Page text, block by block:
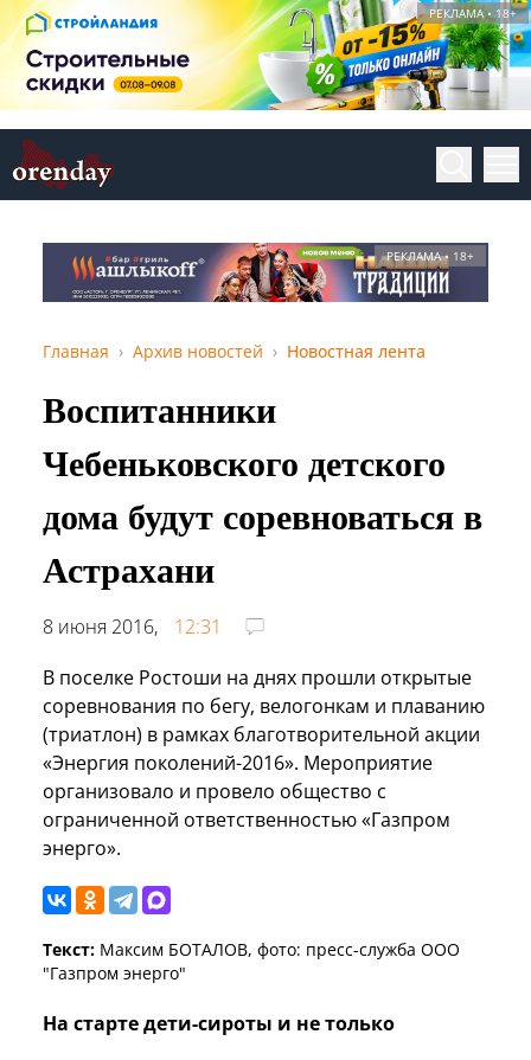
РЕКЛАМА • 18+
РЕКЛАМА • 18+
Главная Архив новостей Новостная лента
Воспитанники
Чебеньковского детского
дома будут соревноваться в
Астрахани
8 июня 2016,
12:31
В поселке Ростоши на днях прошли открытые
соревнования по бегу, велогонкам и плаванию
(триатлон) в рамках благотворительной акции
«Энергия поколений-2016». Мероприятие
организовало и провело общество с
ограниченной ответственностью «Газпром
энерго».
Текст: Максим БОТАЛОВ, фото: пресс-служба ООО
"Газпром энерго"
На старте дети-сироты и не только